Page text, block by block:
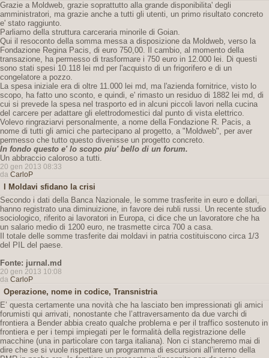
Grazie a Moldweb, grazie soprattutto alla grande disponibilita' degli
amministratori, ma grazie anche a tutti gli utenti, un primo risultato concreto
e' stato raggiunto.
Parliamo della struttura carceraria minorile di Goian.
Qui il resoconto della somma messa a disposizione da Moldweb, verso la
Fondazione Regina Pacis, di euro 750,00. Il cambio, al momento della
transazione, ha permesso di trasformare i 750 euro in 12.000 lei. Di questi
sono stati spesi 10.118 lei md per l'acquisto di un frigorifero e di un
congelatore a pozzo.
La spesa iniziale era di oltre 11.000 lei md, ma l'azienda fornitrice, visto lo
scopo, ha fatto uno sconto, e quindi, e' rimasto un residuo di 1882 lei md, di
cui si prevede la spesa nel trasporto ed in alcuni piccoli lavori nella cucina
del carcere per adattare gli elettrodomestici dal punto di vista elettrico.
Volevo ringraziarvi personalmente, a nome della Fondazione R. Pacis, a
nome di tutti gli amici che partecipano al progetto, a "Moldweb", per aver
permesso che tutto questo divenisse un progetto concreto.
In fondo questo e' lo scopo piu' bello di un forum.
Un abbraccio caloroso a tutti.
20 gen 2013 08:33
da CarloP
I Moldavi sfidano la crisi
Secondo i dati della Banca Nazionale, le somme trasferite in euro e dollari,
hanno registrato una diminuizione, in favore dei rubli russi. Un recente studio
sociologico, riferito ai lavoratori in Europa, ci dice che un lavoratore che ha
un salario medio di 1200 euro, ne trasmette circa 700 a casa.
Il totale delle somme trasferite dai moldavi in patria costituiscono circa 1/3
del PIL del paese.
Fonte: jurnal.md
20 gen 2013 10:08
da CarloP
Operazione, nome in codice, Transnistria
E’ questa certamente una novità che ha lasciato ben impressionati gli amici
forumisti qui arrivati, nonostante che l’attraversamento da due varchi di
frontiera a Bender abbia creato qualche problema e per il traffico sostenuto in
frontiera e per i tempi impiegati per le formalità della registrazione delle
macchine (una in particolare con targa italiana). Non ci stancheremo mai di
dire che se si vuole rispettare un programma di escursioni all’interno della